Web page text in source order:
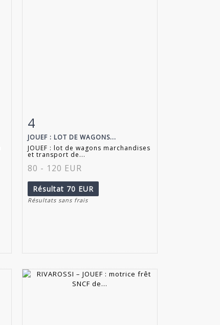
Fiche détaillée
4
JOUEF : LOT DE WAGONS...
JOUEF : lot de wagons marchandises
et transport de...
80 - 120 EUR
Résultat 70 EUR
Résultats sans frais